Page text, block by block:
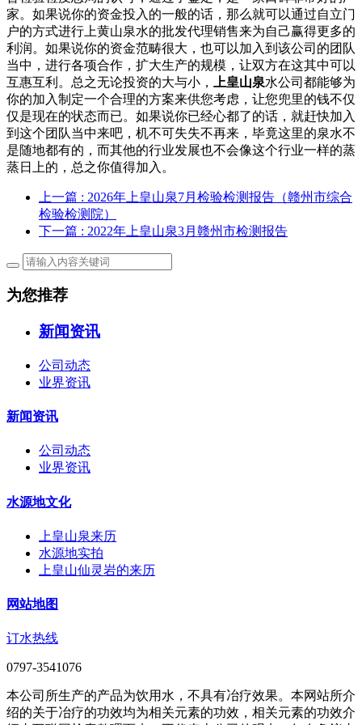
家。如果说你的资金投入的一般的话，那么就可以通过自立门
户的方式进行上黄山泉水的批发代理销售来为自己赢得更多的
利润。如果说你的资金范畴很大，也可以加入到该公司的团队
当中，进行各项合作，扩大生产的规模，让双方在这其中可以
互惠互利。总之无论投资的大与小，
上皇山泉水公司都能够为
你的加入制定一个合理的方案来供您考虑，让您兜里的钱不仅
仅是现在的状态而已。如果说你已经心都了的话，就赶快加入
到这个团队当中来吧，机不可失失不再来，毕竟这里的泉水不
是随地都有的，而其他的行业发展也不会像这个行业一样的蒸
蒸日上的，总之你值得加入。
上一篇 : 2026年上皇山泉7月检验检测报告（赣州市综合
检验检测院）
下一篇 : 2022年上皇山泉3月赣州市检测报告
为您推荐
新闻资讯
公司动态
业界资讯
新闻资讯
公司动态
业界资讯
水源地文化
上皇山泉来历
水源地实拍
上皇山仙灵岩的来历
网站地图
订水热线
0797-3541076
本公司所生产的产品为饮用水，不具有冶疗效果。本网站所介
绍的关于冶疗的功效均为相关元素的功效，相关元素的功效介